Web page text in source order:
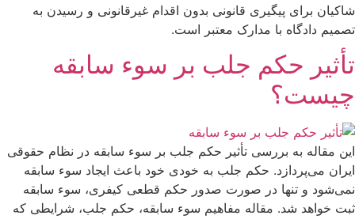
شاکیان برای پیگیری قانونی بدون اقدام غیرقانونی و رسیدن به
تصمیم دادگاه با مدارک معتبر است.
تأثیر حکم جلب بر سوء سابقه
چیست؟
این مقاله به بررسی تأثیر حکم جلب بر سوء سابقه در نظام حقوقی
ایران می‌پردازد. حکم جلب به خودی خود باعث ایجاد سوء سابقه
نمی‌شود و تنها در صورت صدور حکم قطعی کیفری، سوء سابقه
ثبت خواهد شد. مقاله مفاهیم سوء سابقه، حکم جلب، شرایطی که